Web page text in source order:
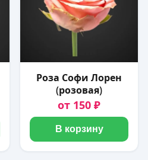
Роза Софи Лорен
(розовая)
от 150 ₽
В корзину